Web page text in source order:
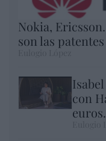
Nokia,
son las patentes
con